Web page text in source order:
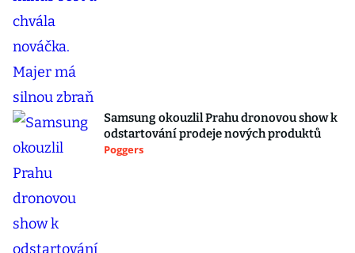
Samsung okouzlil Prahu dronovou show k
odstartování prodeje nových produktů
Poggers